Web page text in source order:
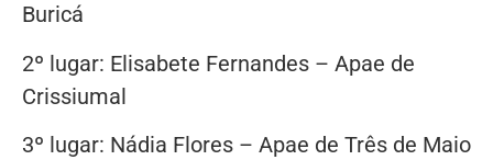
Buricá
2º lugar: Elisabete Fernandes – Apae de
Crissiumal
3º lugar: Nádia Flores – Apae de Três de Maio